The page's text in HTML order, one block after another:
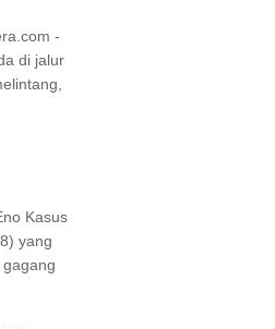
-
di jalur
Kasus
yang